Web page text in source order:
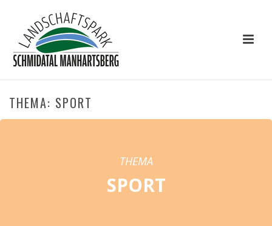
THEMA: SPORT
THEMA
SPORT